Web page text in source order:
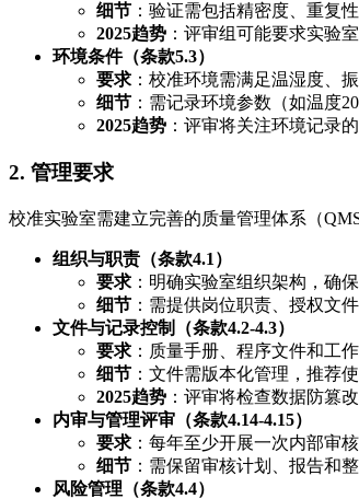
细节 ：验证需包括精密度、重复
2025趋势 ：评审组可能要求实验
环境条件（条款5.3）
要求 ：校准环境需满足温湿度、
细节 ：需记录环境参数（如温度
2025趋势 ：评审将关注环境记录
2. 管理要求
校准实验室需建立完善的质量管理体系（
组织与职责（条款4.1）
要求 ：明确实验室组织架构，确
细节 ：需提供岗位职责、授权文
文件与记录控制（条款4.2-4.3）
要求 ：质量手册、程序文件和工
细节 ：文件需版本化管理，推荐
2025趋势 ：评审将检查数据防篡
内审与管理评审（条款4.14-4.15）
要求 ：每年至少开展一次内部审
细节 ：需保留审核计划、报告和整
风险管理（条款4.4）